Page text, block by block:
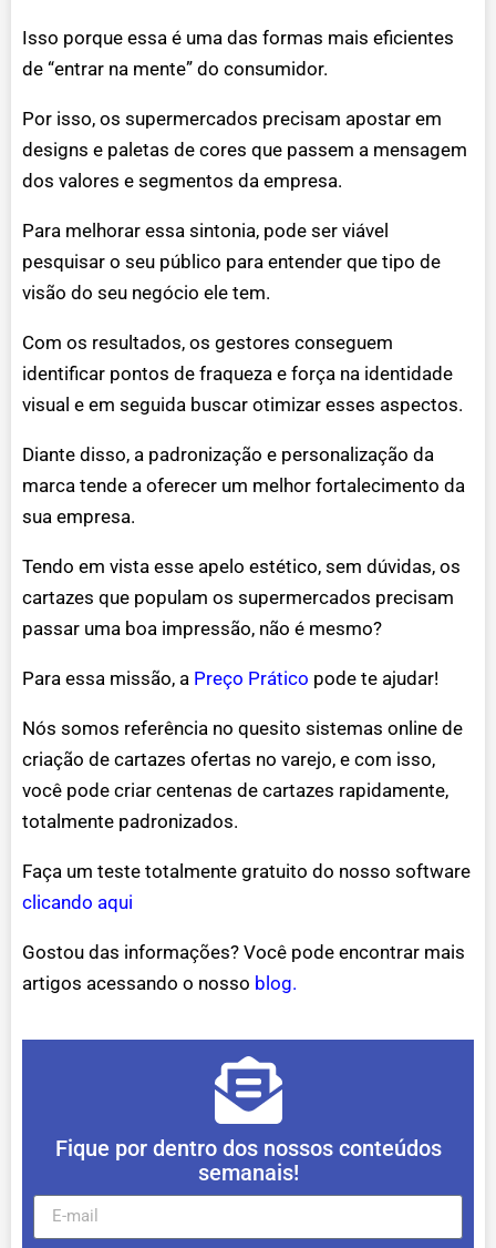
Isso porque essa é uma das formas mais eficientes
de “entrar na mente” do consumidor.
Por isso, os supermercados precisam apostar em
designs e paletas de cores que passem a mensagem
dos valores e segmentos da empresa.
Para melhorar essa sintonia, pode ser viável
pesquisar o seu público para entender que tipo de
visão do seu negócio ele tem.
Com os resultados, os gestores conseguem
identificar pontos de fraqueza e força na identidade
visual e em seguida buscar otimizar esses aspectos.
Diante disso, a padronização e personalização da
marca tende a oferecer um melhor fortalecimento da
sua empresa.
Tendo em vista esse apelo estético, sem dúvidas, os
cartazes que populam os supermercados precisam
passar uma boa impressão, não é mesmo?
Para essa missão, a Preço Prático pode te ajudar!
Nós somos referência no quesito sistemas online de
criação de cartazes ofertas no varejo, e com isso,
você pode criar centenas de cartazes rapidamente,
totalmente padronizados.
Faça um teste totalmente gratuito do nosso software
clicando aqui
Gostou das informações? Você pode encontrar mais
artigos acessando o nosso blog.
Fique por dentro dos nossos conteúdos
semanais!